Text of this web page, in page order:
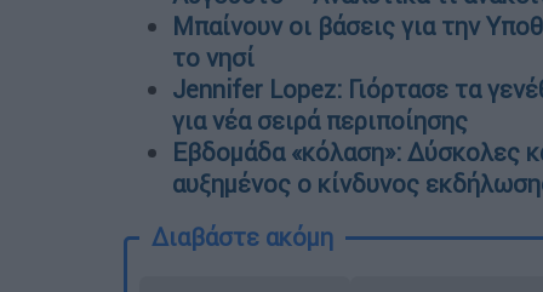
Μπαίνουν οι βάσεις για την
το νησί
Jennifer Lopez: Γιόρτασε τα
για νέα σειρά περιποίησης
Εβδομάδα «κόλαση»: Δύσκολες
αυξημένος ο κίνδυνος
Διαβάστε ακόμη